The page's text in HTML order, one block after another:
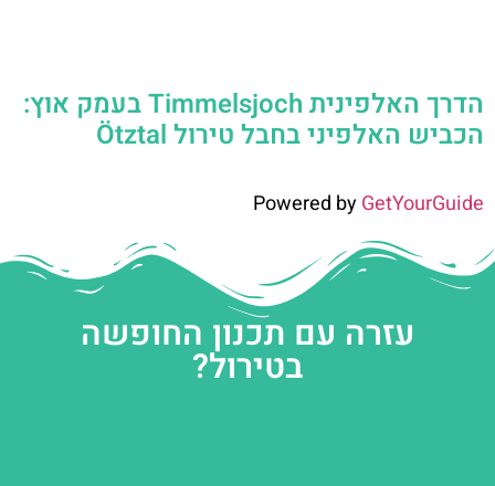
הדרך האלפינית Timmelsjoch בעמק אוץ:
הכביש האלפיני בחבל טירול Ötztal
Powered byGetYourGuide
עזרה עם תכנון החופשה
בטירול?